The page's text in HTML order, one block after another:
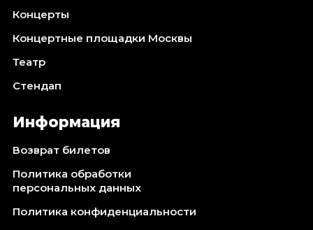
Октябрь 2026
События
Август 2026
Сентябрь 2026
Ноябрь 2026
Январь 2027
Площадки
Концерты
Концертные площадки Москвы
Театр
Стендап
Информация
Возврат билетов
Политика обработки
персональных данных
Политика конфиденциальности